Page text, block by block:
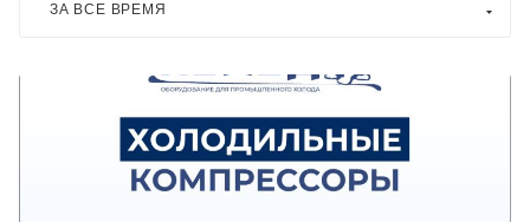
ЗА ВСЕ ВРЕМЯ